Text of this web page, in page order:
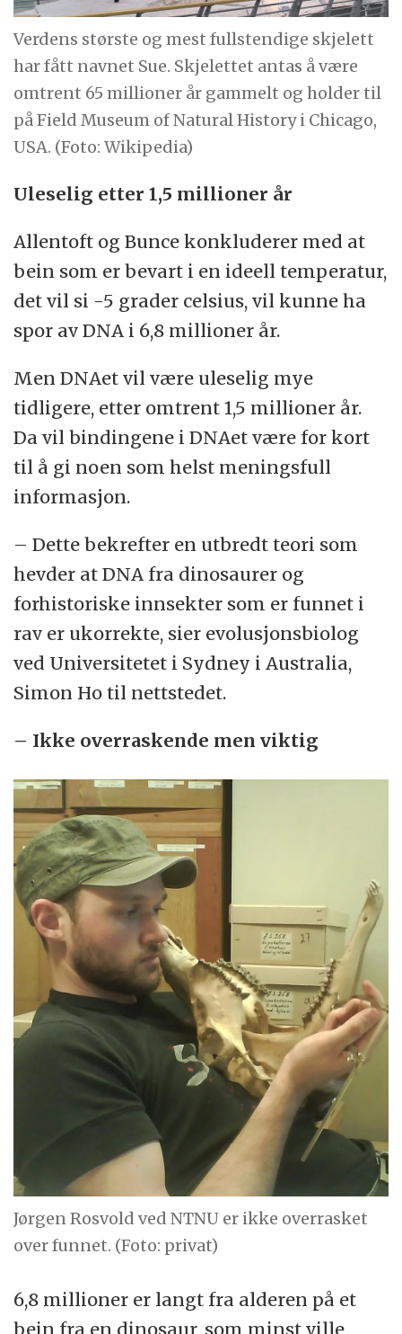
Verdens største og mest fullstendige skjelett
har fått navnet Sue. Skjelettet antas å være
omtrent 65 millioner år gammelt og holder til
på Field Museum of Natural History i Chicago,
USA. (Foto: Wikipedia)
Uleselig etter 1,5 millioner år
Allentoft og Bunce konkluderer med at
bein som er bevart i en ideell temperatur,
det vil si -5 grader celsius, vil kunne ha
spor av DNA i 6,8 millioner år.
Men DNAet vil være uleselig mye
tidligere, etter omtrent 1,5 millioner år.
Da vil bindingene i DNAet være for kort
til å gi noen som helst meningsfull
informasjon.
– Dette bekrefter en utbredt teori som
hevder at DNA fra dinosaurer og
forhistoriske innsekter som er funnet i
rav er ukorrekte, sier evolusjonsbiolog
ved Universitetet i Sydney i Australia,
Simon Ho til nettstedet.
– Ikke overraskende men viktig
Jørgen Rosvold ved NTNU er ikke overrasket
over funnet. (Foto: privat)
6,8 millioner er langt fra alderen på et
bein fra en dinosaur, som minst ville